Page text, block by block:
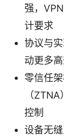
强，
计要求
协议与
动更多
零信任
（
控制
设备无